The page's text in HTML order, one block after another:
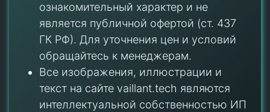
ознакомительный характер и не
является публичной офертой (ст. 437
ГК РФ). Для уточнения цен и условий
обращайтесь к менеджерам.
Все изображения, иллюстрации и
текст на сайте vaillant.tech являются
интеллектуальной собственностью ИП